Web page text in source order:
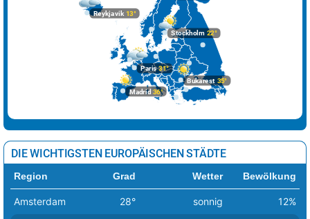
Reykjavik 13°
Paris31°
Stockholm22°
Bukarest35°
Madrid 36°
DIE WICHTIGSTEN EUROPÄISCHEN STÄDTE
Region Grad Wetter Bewölkung
Amsterdam 28° sonnig 12%